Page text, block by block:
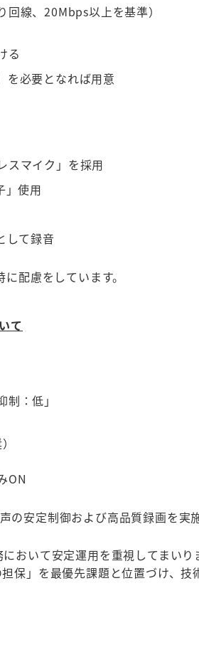
線、20Mbps以上を基準）
る
を必要となれば用意
スマイク」を採用
」使用
て録音
配慮をしています。
て
：低」
ON
安定制御および高品質録画を実施
おいて安定運用を重視してまいり
保」を最優先課題と位置づけ、技